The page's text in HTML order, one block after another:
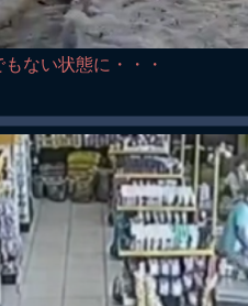
ない状態に・・・